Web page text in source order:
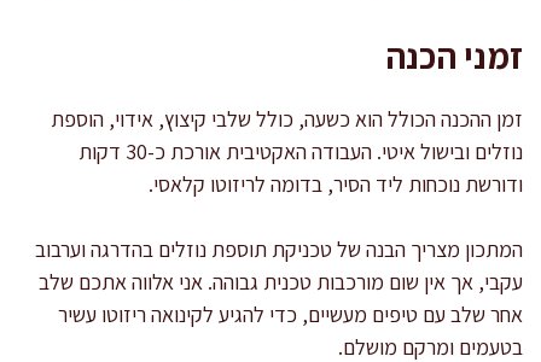
זמני הכנה
זמן ההכנה הכולל הוא כשעה, כולל שלבי קיצוץ, אידוי, הוספת
נוזלים ובישול איטי. העבודה האקטיבית אורכת כ-30 דקות
ודורשת נוכחות ליד הסיר, בדומה לריזוטו קלאסי.
המתכון מצריך הבנה של טכניקת תוספת נוזלים בהדרגה וערבוב
עקבי, אך אין שום מורכבות טכנית גבוהה. אני אלווה אתכם שלב
אחר שלב עם טיפים מעשיים, כדי להגיע לקינואה ריזוטו עשיר
בטעמים ומרקם מושלם.